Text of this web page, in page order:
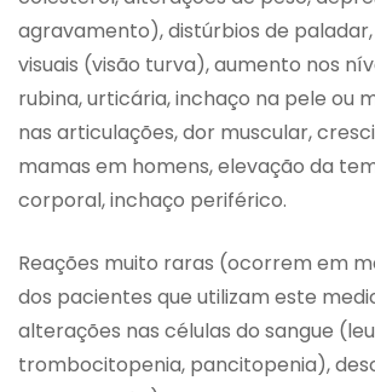
agravamento), distúrbios de
visuais (visão turva), aumento nos
rubina, urticária, inchaço na pele ou
nas articulações, dor muscular,
mamas em homens, elevação da
corporal, inchaço periférico.
Reações muito raras (ocorrem em
dos pacientes que utilizam este
alterações nas células do sangue
trombocitopenia, pancitopenia),